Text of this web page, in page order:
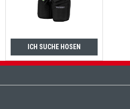
ICH SUCHE HOSEN